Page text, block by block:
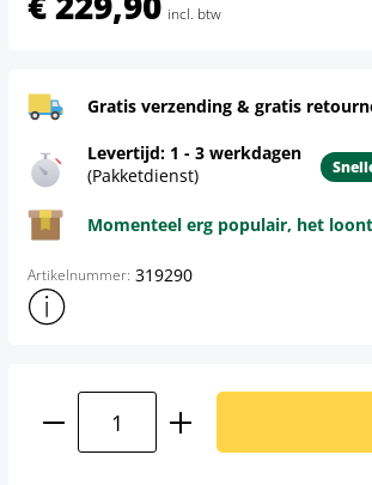
incl. btw
Gratis verzending & gratis
Levertijd: 1 - 3 werkdagen
(Pakketdienst)
Momenteel erg populair, het
Artikelnummer: 319290
Toon meer productinformatie
Producthoeveelheid: